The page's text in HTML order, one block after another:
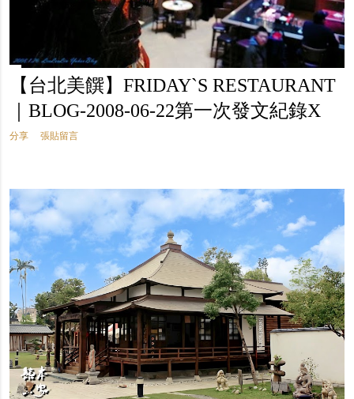
【台北美饌】FRIDAY`S RESTAURANT
｜BLOG-2008-06-22第一次發文紀錄X
分享 張貼留言